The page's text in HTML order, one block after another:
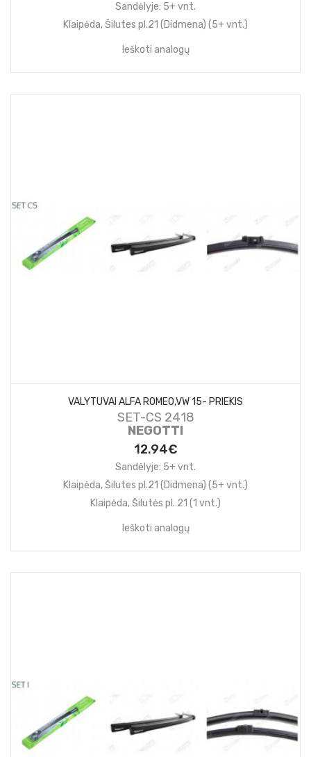
Sandėlyje: 5+ vnt.
Klaipėda, Šilutes pl.21 (Didmena) (5+ vnt.)
Ieškoti analogų
VALYTUVAI ALFA ROMEO,VW 15- PRIEKIS
SET-CS 2418
NEGOTTI
12.94€
Sandėlyje: 5+ vnt.
Klaipėda, Šilutes pl.21 (Didmena) (5+ vnt.)
Klaipėda, Šilutės pl. 21 (1 vnt.)
Ieškoti analogų